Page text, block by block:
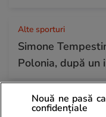
Alte sporturi
Simone
Polonia, după un
Nouă ne pasă
confidențiale